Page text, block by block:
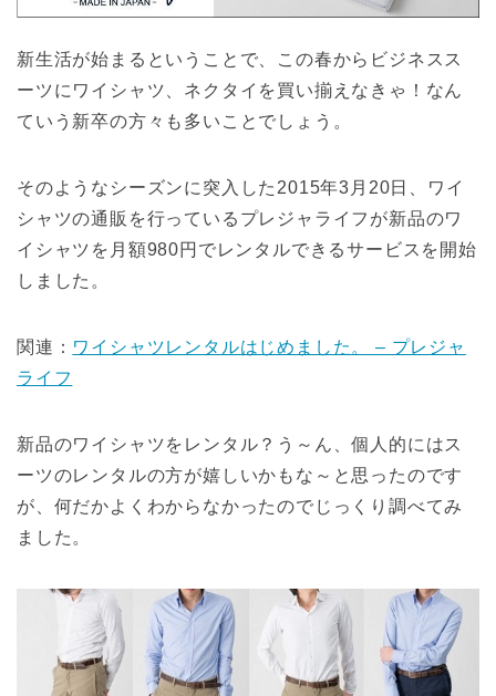
新生活が始まるということで、この春からビジネスス
ーツにワイシャツ、ネクタイを買い揃えなきゃ！なん
ていう新卒の方々も多いことでしょう。
そのようなシーズンに突入した2015年3月20日、ワイ
シャツの通販を行っているプレジャライフが新品のワ
イシャツを月額980円でレンタルできるサービスを開始
しました。
関連： ワイシャツレンタルはじめました。 – プレジャ
ライフ
新品のワイシャツをレンタル？う～ん、個人的にはス
ーツのレンタルの方が嬉しいかもな～と思ったのです
が、何だかよくわからなかったのでじっくり調べてみ
ました。